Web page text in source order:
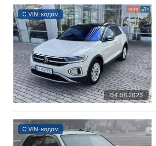
С VIN-кодом
04.08.2026
С VIN-кодом